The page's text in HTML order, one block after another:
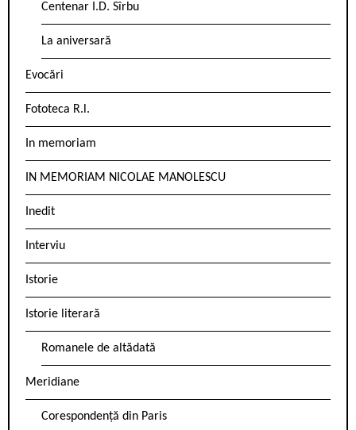
Centenar I.D. Sîrbu
La aniversară
Evocări
Fototeca R.l.
In memoriam
IN MEMORIAM NICOLAE MANOLESCU
Inedit
Interviu
Istorie
Istorie literară
Romanele de altădată
Meridiane
Corespondență din Paris